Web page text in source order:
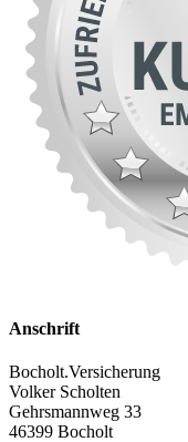
Anschrift
Bocholt.Versicherung
Volker Scholten
Gehrsmannweg 33
46399 Bocholt